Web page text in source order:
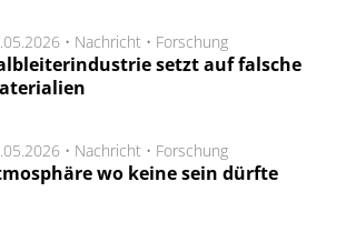
• Nachricht • Forschung
setzt auf falsche
• Nachricht • Forschung
wo keine sein dürfte